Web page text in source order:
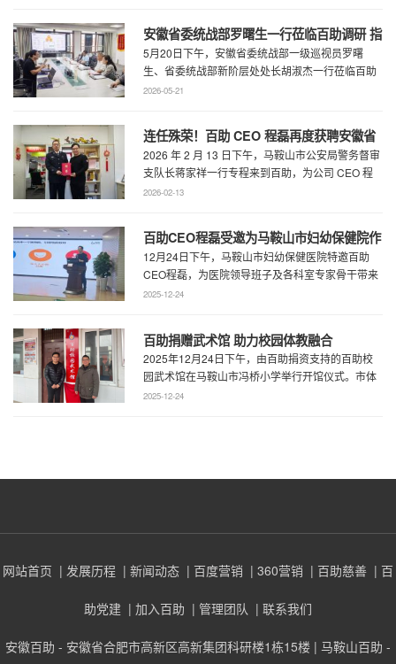
安徽省委统战部罗曙生一行莅临百助调研 指
导新阶层人士工作
5月20日下午，安徽省委统战部一级巡视员罗曙
生、省委统战部新阶层处处长胡淑杰一行莅临百助
走访调研，马鞍山市委统战部副部长王林陪 ...
2026-05-21
连任殊荣！百助 CEO 程磊再度获聘安徽省
公安厅党风政风警风监督员
2026 年 2 月 13 日下午，马鞍山市公安局警务督审
支队长蒋家祥一行专程来到百助，为公司 CEO 程
磊现场颁发安徽省公安厅党风 ...
2026-02-13
百助CEO程磊受邀为马鞍山市妇幼保健院作
专题演讲 共绘“超越医疗”发展新蓝图
12月24日下午，马鞍山市妇幼保健医院特邀百助
CEO程磊，为医院领导班子及各科室专家骨干带来
了一场题为《预见趋势，定义未来——为 ...
2025-12-24
百助捐赠武术馆 助力校园体教融合
2025年12月24日下午，由百助捐资支持的百助校
园武术馆在马鞍山市冯桥小学举行开馆仪式。市体
育局王鹏处长、花山区教育局华俊局长、 ...
2025-12-24
网站首页 | 发展历程 | 新闻动态 | 百度营销 | 360营销 | 百助慈善 | 百
助党建 | 加入百助 | 管理团队 | 联系我们
安徽百助 - 安徽省合肥市高新区高新集团科研楼1栋15楼 | 马鞍山百助 -